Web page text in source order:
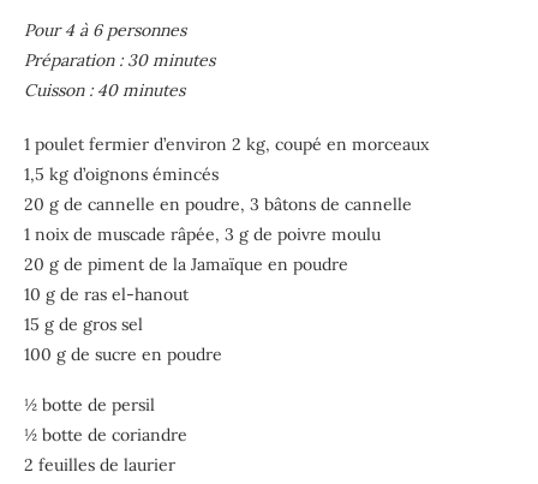
Pour 4 à 6 personnes
Préparation : 30 minutes
Cuisson : 40 minutes
1 poulet fermier d’environ 2 kg, coupé en morceaux
1,5 kg d’oignons émincés
20 g de cannelle en poudre, 3 bâtons de cannelle
1 noix de muscade râpée, 3 g de poivre moulu
20 g de piment de la Jamaïque en poudre
10 g de ras el-hanout
15 g de gros sel
100 g de sucre en poudre
½ botte de persil
½ botte de coriandre
2 feuilles de laurier